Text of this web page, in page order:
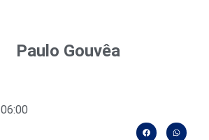
Paulo Gouvêa
06:00